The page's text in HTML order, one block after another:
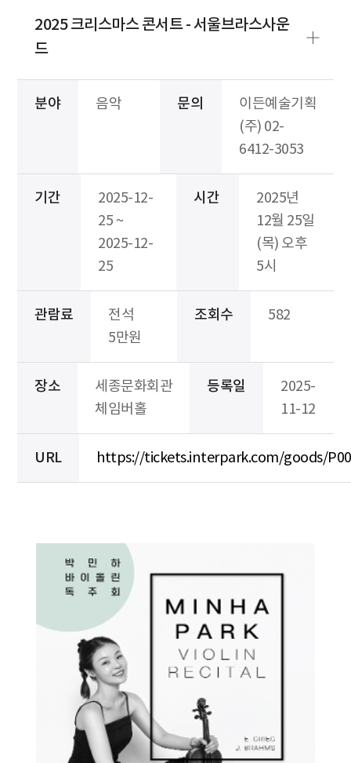
2025 크리스마스 콘서트 - 서울브라스사운
드
분야 음악 문의
이든예술기획
(주) 02-
6412-3053
기간
2025-12-
25 ~
2025-12-
25
시간
2025년
12월 25일
(목) 오후
5시
관람료
전석
5만원
조회수 582
장소
세종문화회관
체임버홀
등록일
2025-
11-12
URL https://tickets.interpark.com/goods/